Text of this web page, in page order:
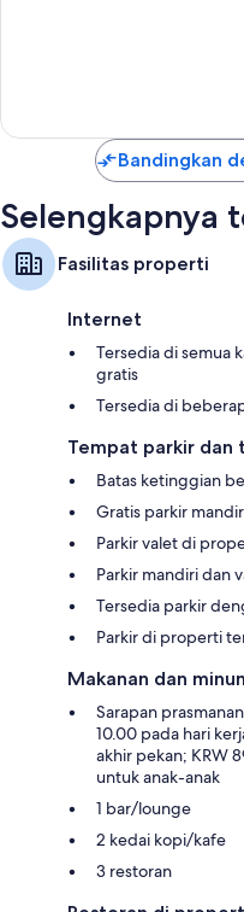
Bandingkan
Selengkapnya
Fasilitas properti
Internet
Tersedia di semua
gratis
Tersedia di
Tempat parkir dan
Batas ketinggian
Gratis parkir
Parkir valet di
Parkir mandiri dan
Tersedia parkir
Parkir di properti
Makanan dan
Sarapan
10.00 pada hari
akhir pekan; KRW
untuk anak-anak
1 bar/lounge
2 kedai kopi/kafe
3 restoran